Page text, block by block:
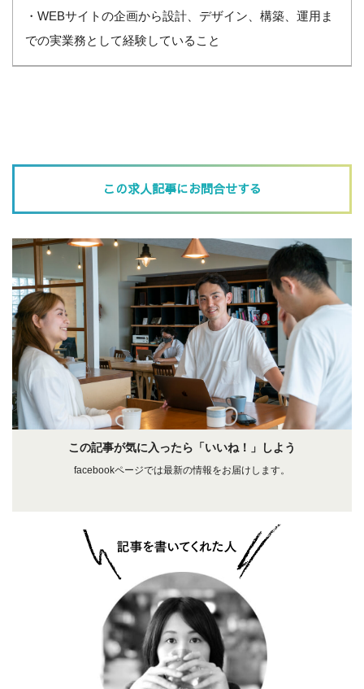
・WEBサイトの企画から設計、デザイン、構築、運用ま
での実業務として経験していること
この求人記事にお問合せする
この記事が気に入ったら「いいね！」しよう
facebookページでは最新の情報をお届けします。